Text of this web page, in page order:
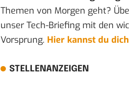
Themen von Morgen geht?
unser Tech-Briefing mit den
Vorsprung. Hier kannst du
STELLENANZEIGEN